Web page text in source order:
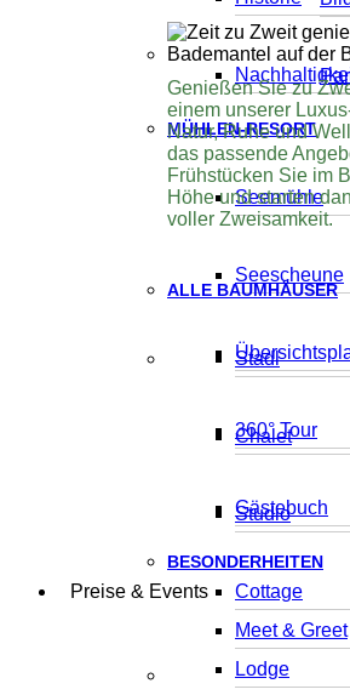
MÜHLEN-RESORT
Seemühle
Seescheune
360° Tour
Gästebuch
BESONDERHEITEN
Meet & Greet
Genießen Sie zu
einem unserer
Natur, Ruhe und
das passende
Frühstücken Sie im
Höhe und starten
voller Zweisamkeit.
ALLE BAUMHÄUSER
Stadl
Chalet
Studio
Cottage
Lodge
Preise & Events